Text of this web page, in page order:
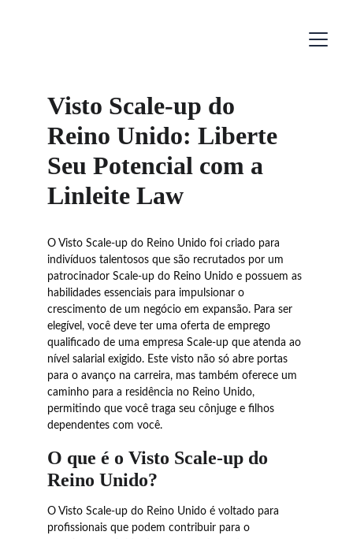
Visto Scale-up do
Reino Unido: Liberte
Seu Potencial com a
Linleite Law
O Visto Scale-up do Reino Unido foi criado para
indivíduos talentosos que são recrutados por um
patrocinador Scale-up do Reino Unido e possuem as
habilidades essenciais para impulsionar o
crescimento de um negócio em expansão. Para ser
elegível, você deve ter uma oferta de emprego
qualificado de uma empresa Scale-up que atenda ao
nível salarial exigido. Este visto não só abre portas
para o avanço na carreira, mas também oferece um
caminho para a residência no Reino Unido,
permitindo que você traga seu cônjuge e filhos
dependentes com você.
O que é o Visto Scale-up do
Reino Unido?
O Visto Scale-up do Reino Unido é voltado para
profissionais que podem contribuir para o